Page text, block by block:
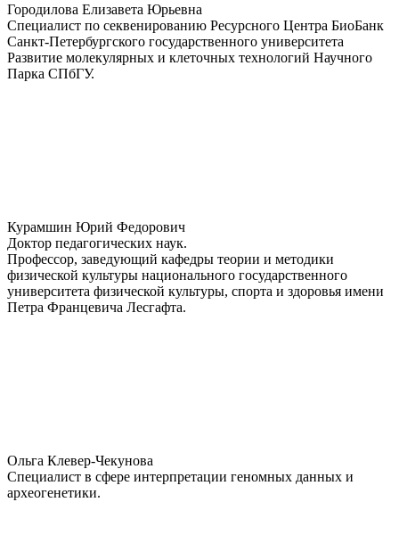
Городилова Елизавета Юрьевна
Специалист по секвенированию Ресурсного Центра БиоБанк
Санкт-Петербургского государственного университета
Развитие молекулярных и клеточных технологий Научного
Парка СПбГУ.
Курамшин Юрий Федорович
Доктор педагогических наук.
Профессор, заведующий кафедры теории и методики
физической культуры национального государственного
университета физической культуры, спорта и здоровья имени
Петра Францевича Лесгафта.
Ольга Клевер-Чекунова
Специалист в сфере интерпретации геномных данных и
археогенетики.